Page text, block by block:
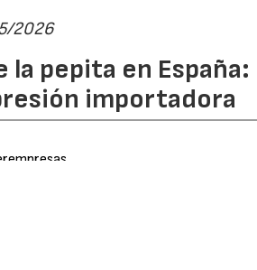
2026
pepita en España:
importadora